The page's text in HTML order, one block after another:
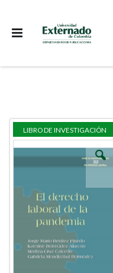
COEDICIONES
Skip
images
gallery
Skip
images
gallery
LIBRO DE INVESTIGACIÓN